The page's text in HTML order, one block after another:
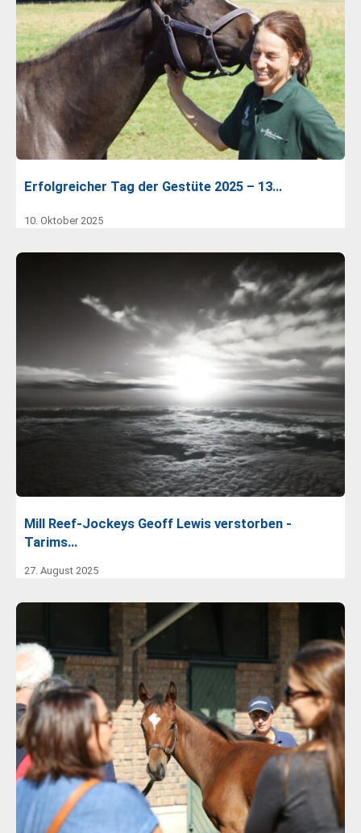
Erfolgreicher Tag der Gestüte 2025 – 13…
10. Oktober 2025
Mill Reef-Jockeys Geoff Lewis verstorben -
Tarims…
27. August 2025